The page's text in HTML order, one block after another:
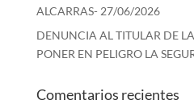
ALCARRAS- 27/06/2026
DENUNCIA AL TITULAR DE
PONER EN PELIGRO LA
Comentarios recientes